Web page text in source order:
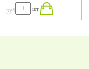
руб шт.